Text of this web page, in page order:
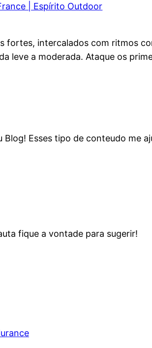
| Espírito Outdoor
fortes, intercalados com ritmos
leve a moderada. Ataque os
Esses tipo de conteudo me
fique a vontade para sugerir!